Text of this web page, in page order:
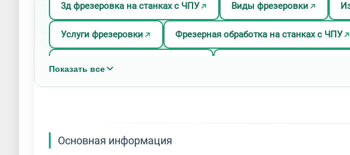
3д фрезеровка на станках с ЧПУ Виды фрезеровки
Услуги фрезеровки Фрезерная обработка на станках с ЧПУ
Показать все
Основная информация